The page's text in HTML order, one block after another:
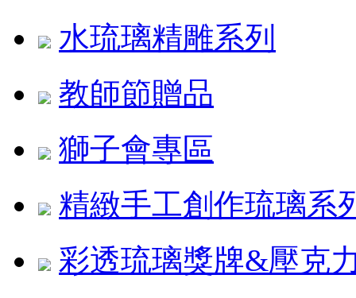
水琉璃精雕系列
教師節贈品
獅子會專區
精緻手工創作琉璃系
彩透琉璃獎牌&壓克